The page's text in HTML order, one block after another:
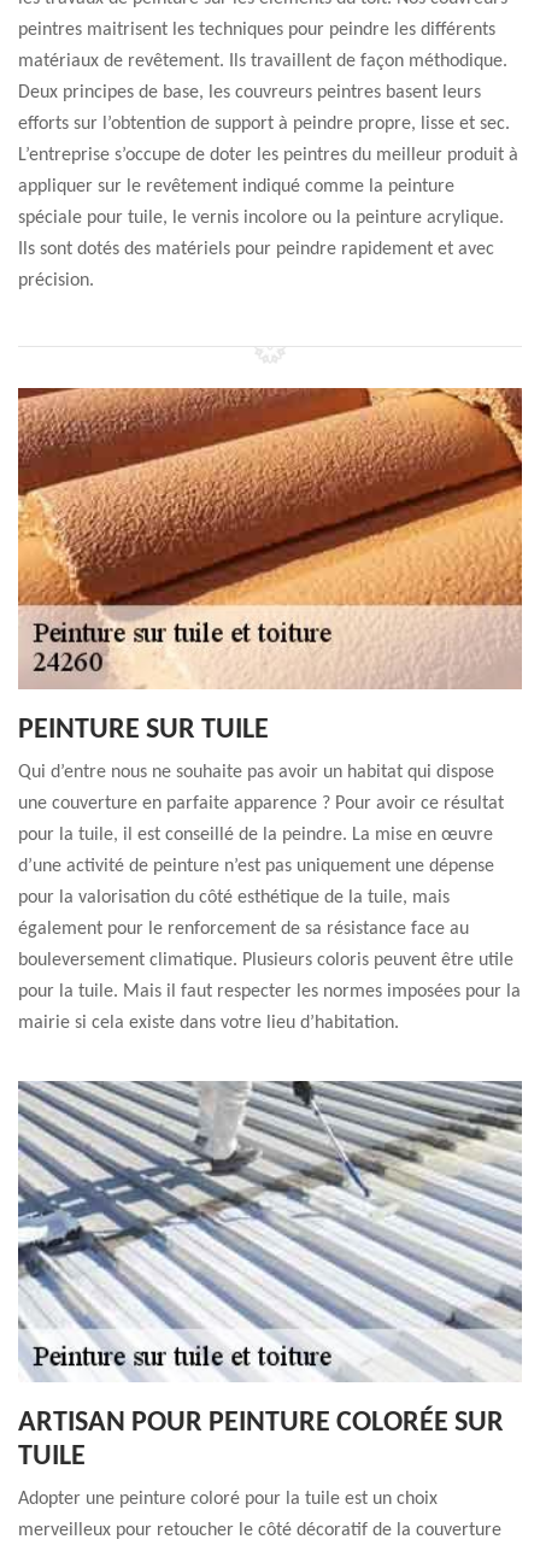
peintres maitrisent les techniques pour peindre les différents
matériaux de revêtement. Ils travaillent de façon méthodique.
Deux principes de base, les couvreurs peintres basent leurs
efforts sur l’obtention de support à peindre propre, lisse et sec.
L’entreprise s’occupe de doter les peintres du meilleur produit à
appliquer sur le revêtement indiqué comme la peinture
spéciale pour tuile, le vernis incolore ou la peinture acrylique.
Ils sont dotés des matériels pour peindre rapidement et avec
précision.
PEINTURE SUR TUILE
Qui d’entre nous ne souhaite pas avoir un habitat qui dispose
une couverture en parfaite apparence ? Pour avoir ce résultat
pour la tuile, il est conseillé de la peindre. La mise en œuvre
d’une activité de peinture n’est pas uniquement une dépense
pour la valorisation du côté esthétique de la tuile, mais
également pour le renforcement de sa résistance face au
bouleversement climatique. Plusieurs coloris peuvent être utile
pour la tuile. Mais il faut respecter les normes imposées pour la
mairie si cela existe dans votre lieu d’habitation.
ARTISAN POUR PEINTURE COLORÉE SUR
TUILE
Adopter une peinture coloré pour la tuile est un choix
merveilleux pour retoucher le côté décoratif de la couverture